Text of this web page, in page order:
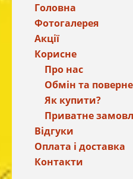
Головна
Фотогалерея
Акції
Корисне
Про нас
Обмін та
Як купити?
Приватне
Відгуки
Оплата і доставка
Контакти